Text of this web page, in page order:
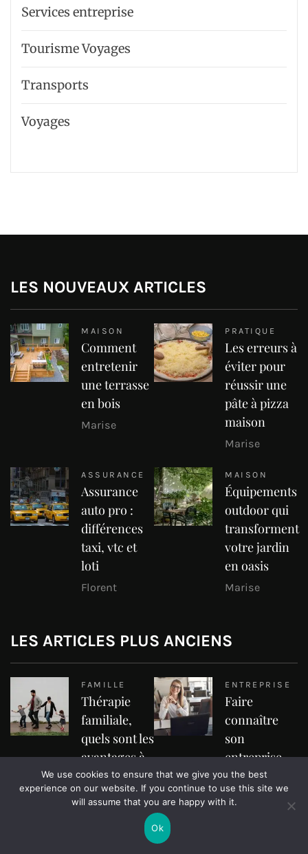
Services entreprise
Tourisme Voyages
Transports
Voyages
LES NOUVEAUX ARTICLES
MAISON
Comment
entretenir
une terrasse
en bois
Marise
PRATIQUE
Les erreurs à
éviter pour
réussir une
pâte à pizza
maison
Marise
ASSURANCE
Assurance
auto pro :
différences
taxi, vtc et
loti
Florent
MAISON
Équipements
outdoor qui
transforment
votre jardin
en oasis
Marise
LES ARTICLES PLUS ANCIENS
FAMILLE
Thérapie
familiale,
quels sont les
avantages à
espérer ?
Simon
ENTREPRISE
Faire
connaître
son
entreprise
sur internet :
comment
We use cookies to ensure that we give you the best
experience on our website. If you continue to use this site we
will assume that you are happy with it.
Ok